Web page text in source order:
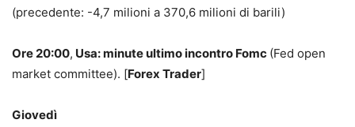
(precedente: -4,7 milioni a 370,6 milioni di barili)
Ore 20:00, Usa: minute ultimo incontro Fomc (Fed open
market committee). [Forex Trader]
Giovedì